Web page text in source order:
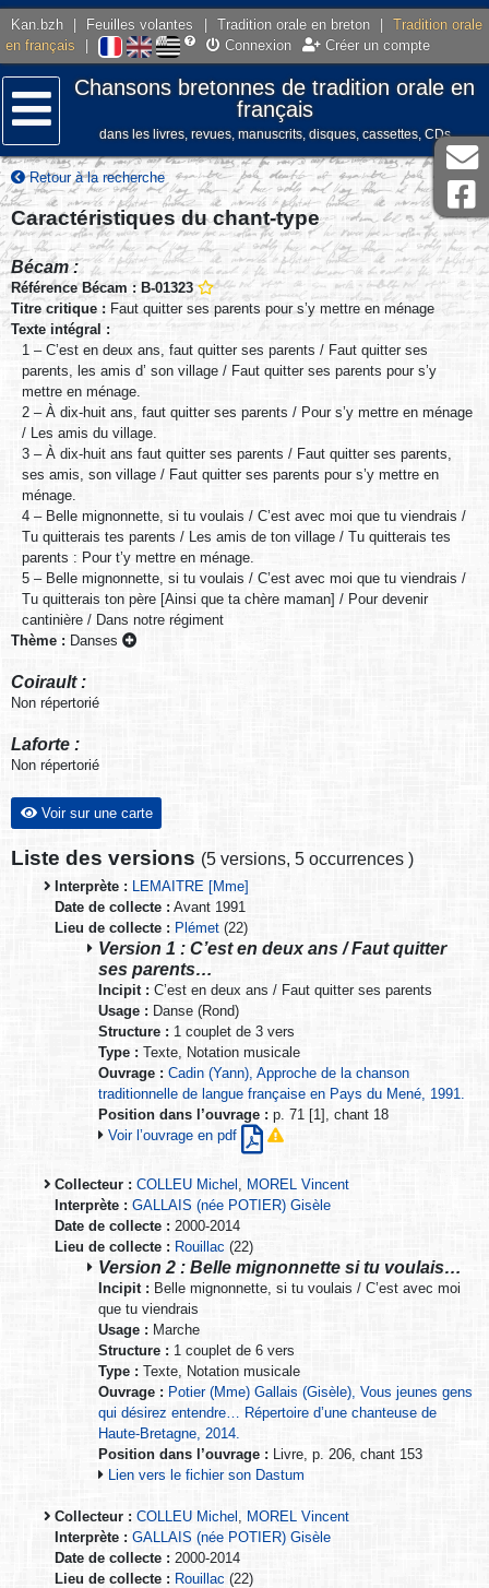
Kan.bzh Feuilles volantes Tradition orale en breton
Tradition orale
en français
Connexion Créer un compte
Menu
Chansons bretonnes de tradition orale en
français
dans les livres, revues, manuscrits, disques, cassettes, CDs
Retour à la recherche
Caractéristiques du chant-type
Bécam :
Référence Bécam : B-01323
Titre critique : Faut quitter ses parents pour s’y mettre en ménage
Texte intégral :
1 – C’est en deux ans, faut quitter ses parents / Faut quitter ses
parents, les amis d’ son village / Faut quitter ses parents pour s’y
mettre en ménage.
2 – À dix-huit ans, faut quitter ses parents / Pour s’y mettre en ménage
/ Les amis du village.
3 – À dix-huit ans faut quitter ses parents / Faut quitter ses parents,
ses amis, son village / Faut quitter ses parents pour s’y mettre en
ménage.
4 – Belle mignonnette, si tu voulais / C’est avec moi que tu viendrais /
Tu quitterais tes parents / Les amis de ton village / Tu quitterais tes
parents : Pour t’y mettre en ménage.
5 – Belle mignonnette, si tu voulais / C’est avec moi que tu viendrais /
Tu quitterais ton père [Ainsi que ta chère maman] / Pour devenir
cantinière / Dans notre régiment
Thème : Danses
Coirault :
Non répertorié
Laforte :
Non répertorié
Voir sur une carte
Liste des versions (5 versions, 5 occurrences )
Interprète : LEMAITRE [Mme]
Date de collecte : Avant 1991
Lieu de collecte : Plémet (22)
Version 1 : C’est en deux ans / Faut quitter
ses parents…
Incipit : C’est en deux ans / Faut quitter ses parents
Usage : Danse (Rond)
Structure : 1 couplet de 3 vers
Type : Texte, Notation musicale
Ouvrage : Cadin (Yann), Approche de la chanson
traditionnelle de langue française en Pays du Mené, 1991.
Position dans l’ouvrage : p. 71 [1], chant 18
Voir l’ouvrage en pdf
Collecteur : COLLEU Michel , MOREL Vincent
Interprète : GALLAIS (née POTIER) Gisèle
Date de collecte : 2000-2014
Lieu de collecte : Rouillac (22)
Version 2 : Belle mignonnette si tu voulais…
Incipit : Belle mignonnette, si tu voulais / C’est avec moi
que tu viendrais
Usage : Marche
Structure : 1 couplet de 6 vers
Type : Texte, Notation musicale
Ouvrage : Potier (Mme) Gallais (Gisèle), Vous jeunes gens
qui désirez entendre… Répertoire d’une chanteuse de
Haute-Bretagne, 2014.
Position dans l’ouvrage : Livre, p. 206, chant 153
Lien vers le fichier son Dastum
Collecteur : COLLEU Michel , MOREL Vincent
Interprète : GALLAIS (née POTIER) Gisèle
Date de collecte : 2000-2014
Lieu de collecte : Rouillac (22)